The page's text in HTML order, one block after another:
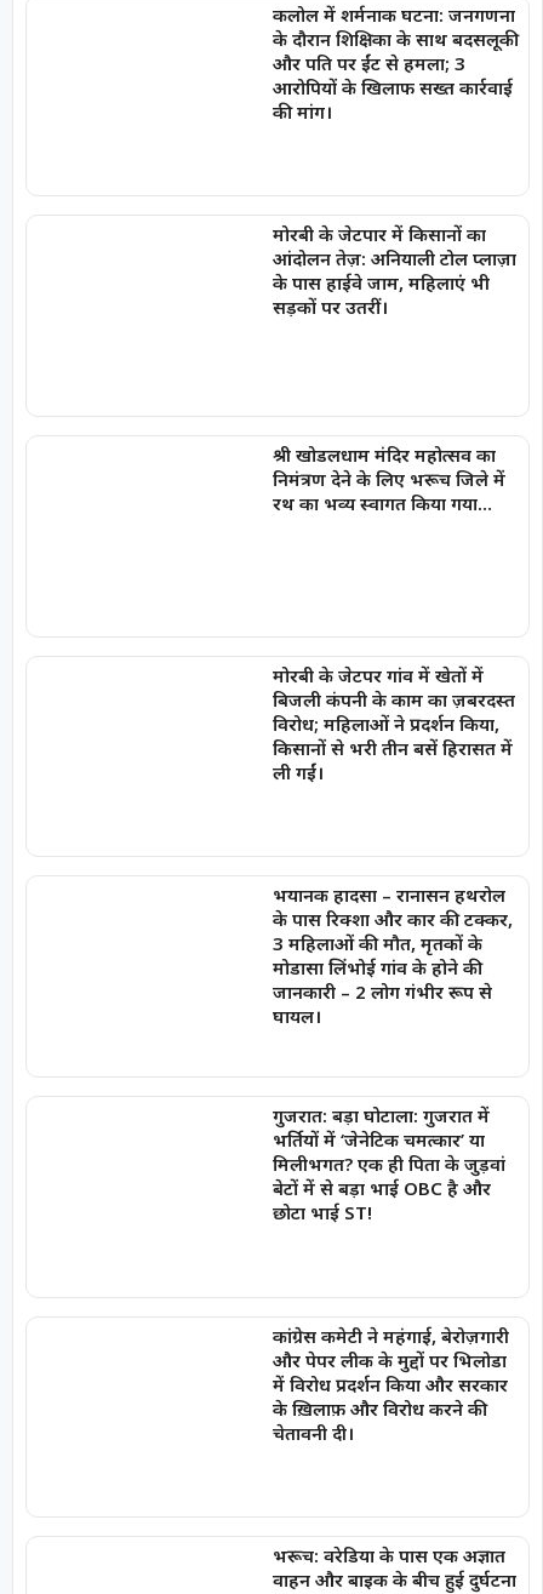
कलोल में शर्मनाक घटना: जनगणना
के दौरान शिक्षिका के साथ बदसलूकी
और पति पर ईंट से हमला; 3
आरोपियों के खिलाफ सख्त कार्रवाई
की मांग।
मोरबी के जेटपार में किसानों का
आंदोलन तेज़: अनियाली टोल प्लाज़ा
के पास हाईवे जाम, महिलाएं भी
सड़कों पर उतरीं।
श्री खोडलधाम मंदिर महोत्सव का
निमंत्रण देने के लिए भरूच जिले में
रथ का भव्य स्वागत किया गया…
मोरबी के जेटपर गांव में खेतों में
बिजली कंपनी के काम का ज़बरदस्त
विरोध; महिलाओं ने प्रदर्शन किया,
किसानों से भरी तीन बसें हिरासत में
ली गईं।
भयानक हादसा – रानासन हथरोल
के पास रिक्शा और कार की टक्कर,
3 महिलाओं की मौत, मृतकों के
मोडासा लिंभोई गांव के होने की
जानकारी – 2 लोग गंभीर रूप से
घायल।
गुजरात: बड़ा घोटाला: गुजरात में
भर्तियों में ‘जेनेटिक चमत्कार’ या
मिलीभगत? एक ही पिता के जुड़वां
बेटों में से बड़ा भाई OBC है और
छोटा भाई ST!
कांग्रेस कमेटी ने महंगाई, बेरोज़गारी
और पेपर लीक के मुद्दों पर भिलोडा
में विरोध प्रदर्शन किया और सरकार
के ख़िलाफ़ और विरोध करने की
चेतावनी दी।
भरूच: वरेडिया के पास एक अज्ञात
वाहन और बाइक के बीच हुई दुर्घटना